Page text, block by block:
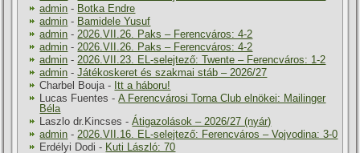
admin - Botka Endre
admin - Bamidele Yusuf
admin -2026.VII.26. Paks – Ferencváros: 4-2
admin -2026.VII.26. Paks – Ferencváros: 4-2
admin -2026.VII.23. EL-selejtező: Twente – Ferencváros: 1-2
admin -Játékoskeret és szakmai stáb – 2026/27
Charbel Bouja- Itt a háboru!
Lucas Fuentes -A Ferencvárosi Torna Club elnökei: Mailinger
Béla
Laszlo dr.Kincses -Átigazolások – 2026/27 (nyár)
admin -2026.VII.16. EL-selejtező: Ferencváros – Vojvodina: 3-0
Erdélyi Dodi - Kuti László: 70